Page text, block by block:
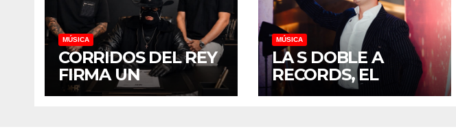
MÚSICA
CORRIDOS DEL REY
FIRMA UN
ACUERDO DE CO-
MÚSICA
LA S DOBLE A
RECORDS, EL
NUEVO SELLO